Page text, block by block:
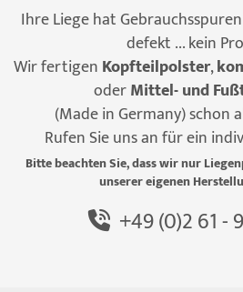
Ihre Liege hat
defekt ... kein
Wir fertigen Kopfteilpolster,
oderMittel- und
(Made in Germany) schon
Rufen Sie uns an für ein
Bitte beachten Sie, dass wir nur
unserer eigenen
+49 (0)2 61 -